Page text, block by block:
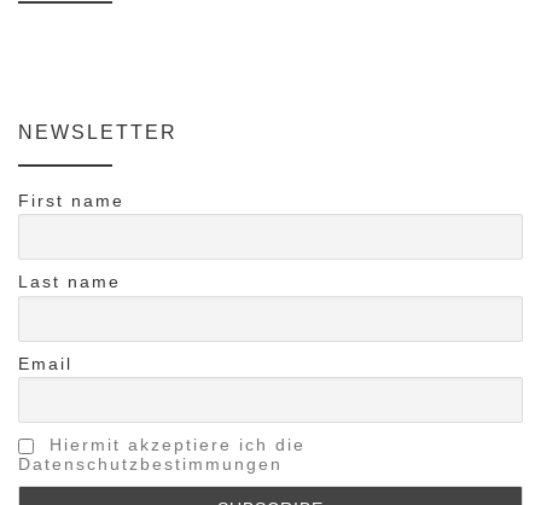
NEWSLETTER
First name
Last name
Email
Hiermit akzeptiere ich die
Datenschutzbestimmungen